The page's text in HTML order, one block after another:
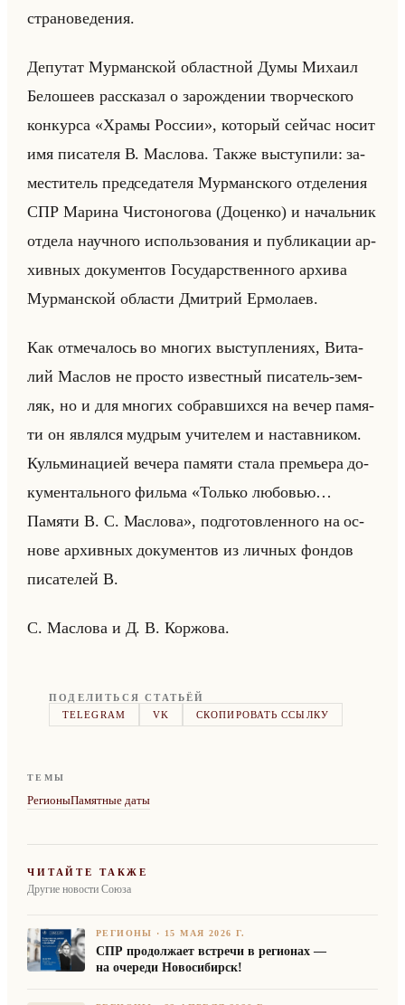
стра­но­ве­де­ния.
Де­пу­тат Мур­ман­ской об­ласт­ной Думы Ми­ха­ил
Бе­ло­ше­ев рас­ска­зал о за­рож­де­нии твор­че­ско­го
кон­кур­са «Храмы России», ко­то­рый сейчас носит
имя пи­са­те­ля В. Мас­ло­ва. Также вы­сту­пи­ли: за­
ме­сти­тель пред­се­да­те­ля Мур­ман­ско­го от­де­ле­ния
СПР Ма­ри­на Чи­сто­но­го­ва (До­цен­ко) и на­чальник
от­де­ла на­уч­но­го ис­пользо­ва­ния и пуб­ли­ка­ции ар­
хив­ных до­ку­мен­тов Го­су­дар­ствен­но­го ар­хи­ва
Мур­ман­ской об­ла­сти Дмит­рий Ер­мо­ла­ев.
Как от­ме­ча­лось во мно­гих вы­ступ­ле­ни­ях, Ви­та­
лий Мас­лов не про­сто из­вест­ный пи­са­тель-зем­
ляк, но и для мно­гих со­брав­ших­ся на вечер па­мя­
ти он яв­лял­ся муд­рым учи­те­лем и на­став­ни­ком.
Кульми­на­ци­ей ве­че­ра па­мя­ти стала пре­мье­ра до­
ку­мен­тально­го фильма «Только любовью…
Памяти В. С. Маслова», под­го­тов­лен­но­го на ос­
но­ве ар­хив­ных до­ку­мен­тов из лич­ных фон­дов
пи­са­те­лей В.
С. Мас­ло­ва и Д. В. Кор­жо­ва.
ПОДЕЛИТЬСЯ СТАТЬЁЙ
TELEGRAM
VK СКОПИРОВАТЬ ССЫЛКУ
ТЕМЫ
РегионыПамятные даты
ЧИТАЙТЕ ТАКЖЕ
Другие новости Союза
РЕГИОНЫ · 15 МАЯ 2026 Г.
СПР продолжает встречи в регионах —
на очереди Новосибирск!